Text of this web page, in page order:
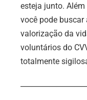
esteja junto.
você pode
valorização da
voluntários do
totalmente